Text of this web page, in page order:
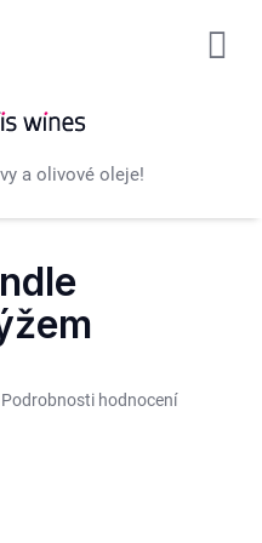
Podrobnosti hodnocení